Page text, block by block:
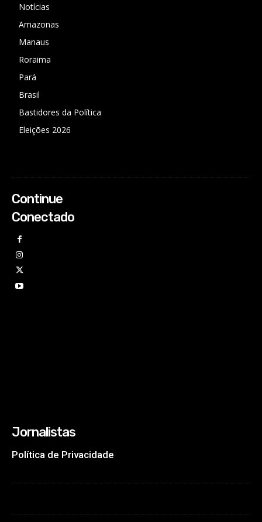
Notícias
Amazonas
Manaus
Roraima
Pará
Brasil
Bastidores da Política
Eleições 2026
Continue
Conectado
Jornalistas
Política de Privacidade